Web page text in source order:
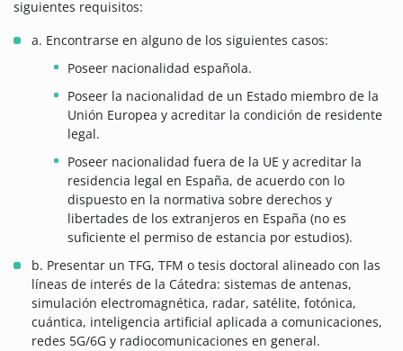
siguientes requisitos:
a. Encontrarse en alguno de los siguientes casos:
Poseer nacionalidad española.
Poseer la nacionalidad de un Estado miembro de la
Unión Europea y acreditar la condición de residente
legal.
Poseer nacionalidad fuera de la UE y acreditar la
residencia legal en España, de acuerdo con lo
dispuesto en la normativa sobre derechos y
libertades de los extranjeros en España (no es
suficiente el permiso de estancia por estudios).
b. Presentar un TFG, TFM o tesis doctoral alineado con las
líneas de interés de la Cátedra: sistemas de antenas,
simulación electromagnética, radar, satélite, fotónica,
cuántica, inteligencia artificial aplicada a comunicaciones,
redes 5G/6G y radiocomunicaciones en general.